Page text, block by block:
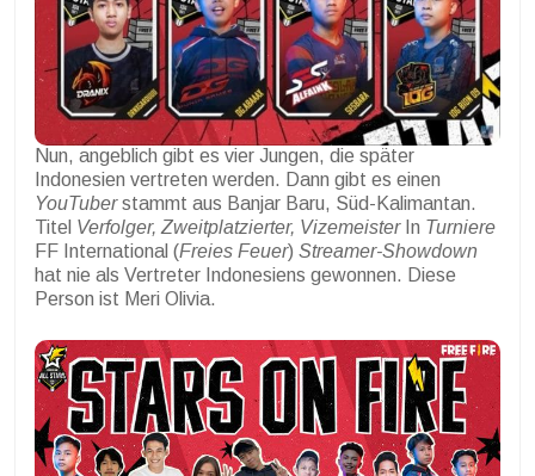
Nun, angeblich gibt es vier Jungen, die später
Indonesien vertreten werden. Dann gibt es einen
YouTuberstammt aus Banjar Baru, Süd-Kalimantan.
Titel Verfolger, Zweitplatzierter, VizemeisterIn Turniere
FF International (Freies Feuer) Streamer-Showdown
hat nie als Vertreter Indonesiens gewonnen. Diese
Person ist Meri Olivia.